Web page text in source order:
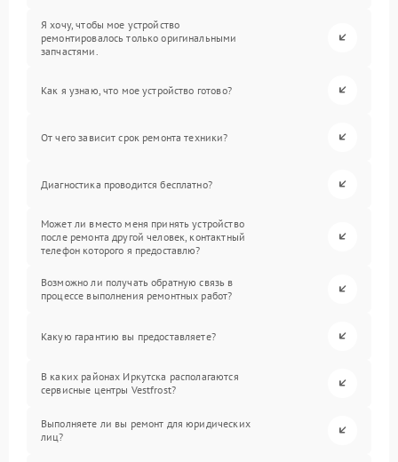
Я хочу, чтобы мое устройство
ремонтировалось только оригинальными
запчастями.
Как я узнаю, что мое устройство готово?
От чего зависит срок ремонта техники?
Диагностика проводится бесплатно?
Может ли вместо меня принять устройство
после ремонта другой человек, контактный
телефон которого я предоставлю?
Возможно ли получать обратную связь в
процессе выполнения ремонтных работ?
Какую гарантию вы предоставляете?
В каких районах Иркутска располагаются
сервисные центры Vestfrost?
Выполняете ли вы ремонт для юридических
лиц?